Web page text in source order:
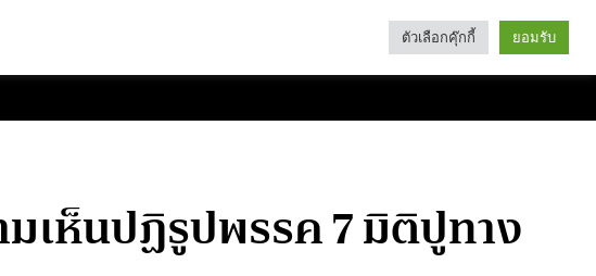
Categories
มเห็นปฏิรูปพรรค 7 มิติปูทาง
ตัวเลือกคุ๊กกี้ ยอมรับ